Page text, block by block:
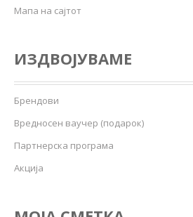
Мапа на сајтот
ИЗДВОЈУВАМЕ
Брендови
Вредносен ваучер (подарок)
Партнерска програма
Акција